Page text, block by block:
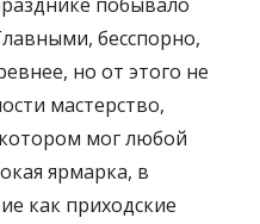
бесспорно,
но от этого не
мастерство,
мог любой
ярмарка, в
как приходские